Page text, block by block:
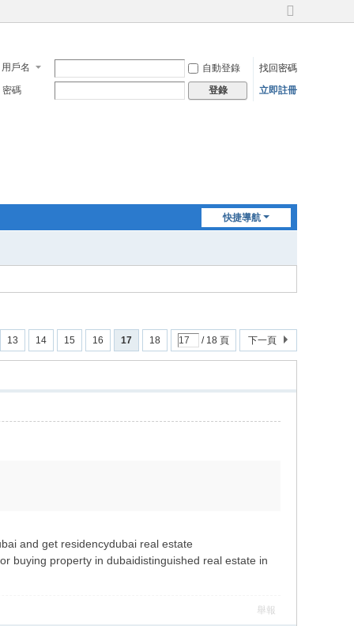
切
寬
版
用戶名 自動登錄
找回密碼
密碼
登錄 立即註冊
快捷導航
13 14 15 16 17 18 / 18 頁 下一頁
and get residencydubai real estate
buying property in dubaidistinguished real estate in
舉報